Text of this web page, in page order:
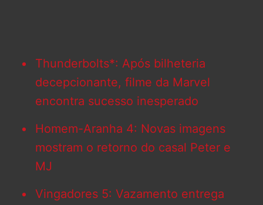
Thunderbolts*: Após bilheteria
decepcionante, filme da Marvel
encontra sucesso inesperado
Homem-Aranha 4: Novas imagens
mostram o retorno do casal Peter e
MJ
Vingadores 5: Vazamento entrega